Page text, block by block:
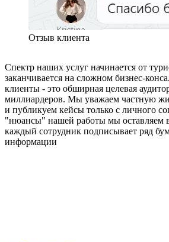
Отзыв клиента
Спектр наших услуг начинается от
заканчивается на сложном бизнес-
клиенты - это обширная целевая
миллиардеров. Мы уважаем частную
и публикуем кейсы только с личного
"нюансы" нашей работы мы оставляем
каждый сотрудник подписывает ряд
информации